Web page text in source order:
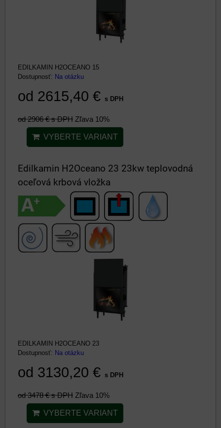
EDILKAMIN H2OCEANO 15
Dostupnosť: Na otázku
od 2615,40 € s DPH
od 2906 €s DPH Zľava 10%
VYBERTE VARIANT
Edilkamin H2Oceano 23 23kw teplovodná
oceľová krbová vložka
EDILKAMIN H2OCEANO 23
Dostupnosť: Na otázku
od 3130,20 € s DPH
od 3478 €s DPH Zľava 10%
VYBERTE VARIANT